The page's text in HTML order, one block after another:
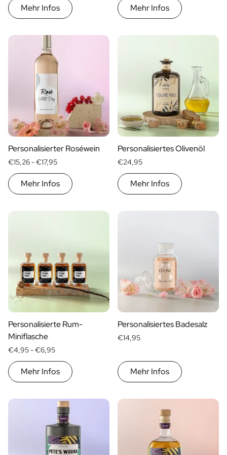
Geschenk für Ihn
Geschenk für Papa
Werbegeschenke
Gaststättengewerbe
Private-Label-Spirituosen
Bewertungen
FAQ
Kontakt
Mehr Infos Mehr Infos
Personalisierter Roséwein
€15,26 -€17,95
Mehr Infos
Personalisiertes Olivenöl
€24,95
Mehr Infos
Personalisierte Rum-
Miniflasche
€4,95 -€6,95
Mehr Infos
Personalisiertes Badesalz
€14,95
Mehr Infos